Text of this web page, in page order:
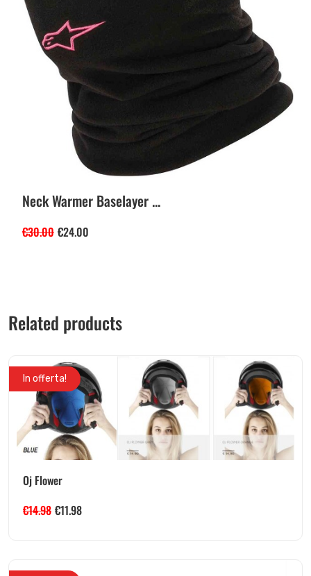
Neck Warmer Baselayer ...
€30.00 €24.00
Related products
In offerta!
Oj Flower
€14.98 €11.98